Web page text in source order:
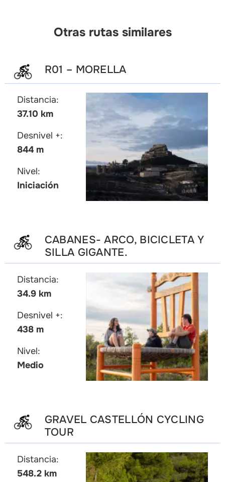
Otras rutas similares
R01 – MORELLA
Distancia:
37.10 km
Desnivel +:
844 m
Nivel:
Iniciación
CABANES- ARCO, BICICLETA Y
SILLA GIGANTE.
Distancia:
34.9 km
Desnivel +:
438 m
Nivel:
Medio
GRAVEL CASTELLÓN CYCLING
TOUR
Distancia:
548.2 km